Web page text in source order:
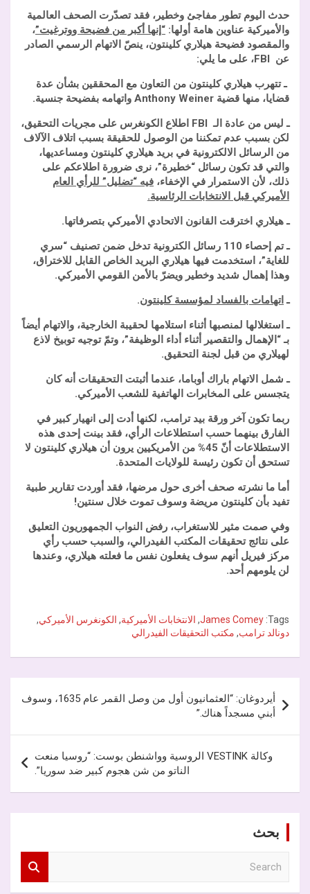
حدث اليوم تطور مفاجئ وخطير، فقد تصدّرت الصحف العالمية
والأميركية عناوين هامة أولها: “إنها أكبر من فضيحة ووترغيت”،
والمقصود فضيحة هيلاري كلينتون، ينصّ الاتهام الرسمي الصادر
عن
FBI، على ما يلي:
ـ تتهرب هيلاري كلينتون من التعاون مع المحققين بشأن عدة
قضايا، منها قضية Anthony Weiner واتهامه بفضيحة جنسية.
ـ ليس من عادة الـ
FBI
اطلاع الكونغرس على مجريات التحقيق،
لكن بسبب عدم تمكننا من الوصول للحقيقة بسبب اتلاف الآلاف
من الرسائل الالكترونية في بريد هيلاري كلينتون ومساعديها،
والتي قد تكون رسائل “خطيرة”، نرى ضرورة اطلاعكم على
ذلك، لأن الاستمرار في الإخفاء، فيه “تضليل” للرأي العام
الأميركي قبل الانتخابات الرئاسية.
ـ هيلاري اخترقت القانون الاتحادي الأميركي بتصرفاتها.
ـ تم إحصاء 110 رسائل الكترونية تدخل ضمن تصنيف “سري
للغاية”، استخدمت فيها هيلاري البريد الخاص القابل للاختراق،
وهذا إهمال شديد وخطير ويضرّ بالأمن القومي الأميركي.
ـ اتهامات بالفساد لمؤسسة كلينتون.
ـ استغلالها لمنصبها أثناء استلامها لحقيبة الخارجية، والاتهام أيضاً
بـ “الإهمال والتقصير أثناء أداء الوظيفة”، وتمّ توجيه توبيخ لاذع
لهيلاري من قبل لجنة التحقيق.
ـ شمل الاتهام باراك أوباما، عندما أثبتت التحقيقات أنه كان
يتجسس على المخابرات الهاتفية للشعب الأميركي.
ربما تكون آخر ورقة بيد ترامب، لكنها أدت إلى انهيار كبير في
الفارق بينهما حسب استطلاعات الرأي، فقد بينت إحدى هذه
الاستطلاعات أنّ 45% من الأمريكيين يرون أن هيلاري كلينتون لا
تستحق أن تكون رئيسة للولايات المتحدة.
أما ما نشرته صحف أخرى حول مرضها، فقد أوردت تقارير طبية
تفيد بأن كلينتون مريضة وسوف تموت خلال سنتين!
وفي صمت مثير للاستغراب، رفض النواب الجمهوريون التعليق
على نتائج تحقيقات المكتب الفيدرالي، والسبب حسب رأي
مركز فيريل أنهم سوف يفعلون نفس ما فعلته هيلاري، وعندها
لن يلومهم أحد.
Tags:
James Comey
, الانتخابات الأميركية, الكونغرس الأميركي,
دونالد ترامب, مكتب التحقيقات الفيدرالي
تصفّح
المقالات
أيردوغان: “العثمانيون أول من وصل القمر عام 1635، وسوف
أبني مسجداً هناك.”
وكالة VESTINK الروسية وواشنطن بوست: “روسيا منعت
الناتو من شن هجوم كبير ضد سوريا”.
بحث